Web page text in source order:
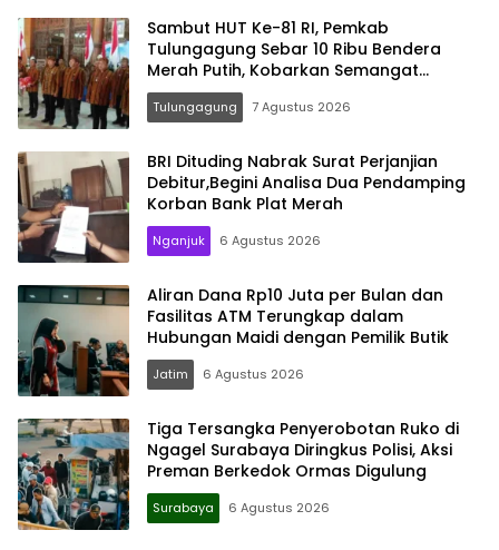
Sambut HUT Ke-81 RI, Pemkab
Tulungagung Sebar 10 Ribu Bendera
Merah Putih, Kobarkan Semangat
Nasionalisme Hingga Pelosok Desa
Tulungagung 7 Agustus 2026
BRI Dituding Nabrak Surat Perjanjian
Debitur,Begini Analisa Dua Pendamping
Korban Bank Plat Merah
Nganjuk 6 Agustus 2026
Aliran Dana Rp10 Juta per Bulan dan
Fasilitas ATM Terungkap dalam
Hubungan Maidi dengan Pemilik Butik
Jatim 6 Agustus 2026
Tiga Tersangka Penyerobotan Ruko di
Ngagel Surabaya Diringkus Polisi, Aksi
Preman Berkedok Ormas Digulung
Surabaya 6 Agustus 2026